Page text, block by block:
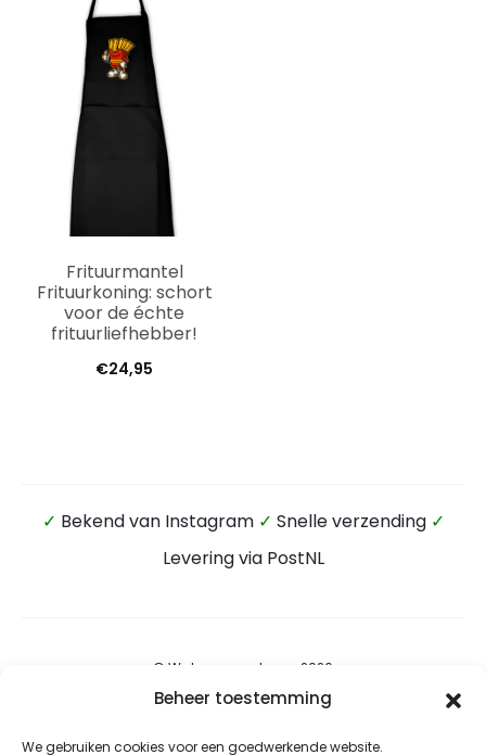
Beheer toestemming
We gebruiken cookies voor een goedwerkende website.
Frituurmantel
Frituurkoning: schort
voor de échte
frituurliefhebber!
€24,95
✓ Bekend van Instagram ✓ Snelle verzending ✓
Levering via PostNL
© Wateensound.com 2026